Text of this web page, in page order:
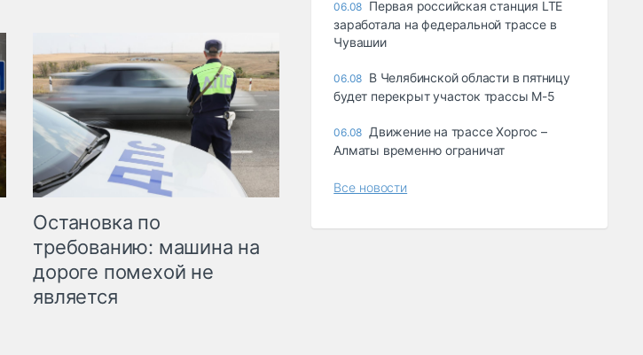
Остановка по
требованию: машина на
дороге помехой не
является
06.08 Первая российская станция LTE
заработала на федеральной трассе в
Чувашии
06.08 В Челябинской области в пятницу
будет перекрыт участок трассы М-5
06.08 Движение на трассе Хоргос –
Алматы временно ограничат
Все новости